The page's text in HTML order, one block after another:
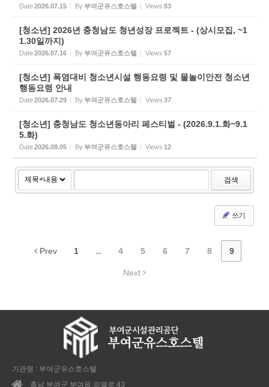
Date2026.07.15 By 부여군유스호스텔 Views 83
[청소년] 2026년 충청남도 청년성장 프로젝트 - (상시모집, ~1
1.30일까지)
Date2026.07.16 By 부여군유스호스텔 Views 57
[청소년] 폭염대비 청소년시설 행동요령 및 물놀이안전 청소년
행동요령 안내
Date2026.07.29 By 부여군유스호스텔 Views 37
[청소년] 충청남도 청소년동아리 페스티벌 - (2026.9.1.화~9.1
5.화)
Date2026.08.05 By 부여군유스호스텔 Views 12
검색
쓰기
Prev 1 ... 4 5 6 7 8 9
Next
기관명 : 부여군유스호스텔
충남 부여군 부여읍 의열로 43